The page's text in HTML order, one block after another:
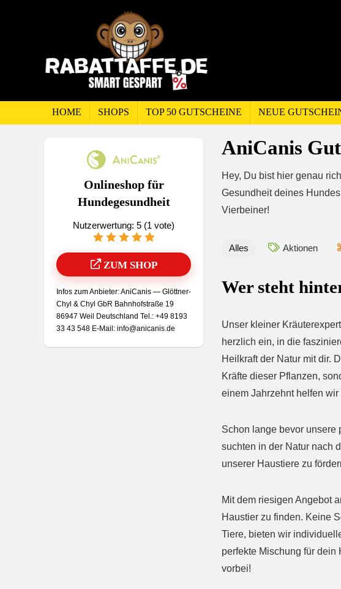
HOME SHOPS TOP 50 GUTSCHEINE NEUE
AniCanis
Hey, Du bist hier genau
Gesundheit deines
Vierbeiner!
Onlineshop für
Hundegesundheit
Nutzerwertung: 5 (1 vote)
ZUM SHOP
Infos zum Anbieter: AniCanis — Glöttner-
Chyl & Chyl GbR Bahnhofstraße 19
86947 Weil Deutschland Tel.: +49 8193
33 43 548 E‑Mail: info@anicanis.de
Alles Aktionen
Wer steht
Unser kleiner
herzlich ein, in die
Heilkraft der Natur mit dir.
Kräfte dieser Pflanzen,
einem Jahrzehnt helfen
Schon lange bevor unsere
suchten in der Natur nach
unserer Haustiere zu
Mit dem riesigen Angebot
Haustier zu finden. Keine
Tiere, bieten wir
perfekte Mischung für
vorbei!